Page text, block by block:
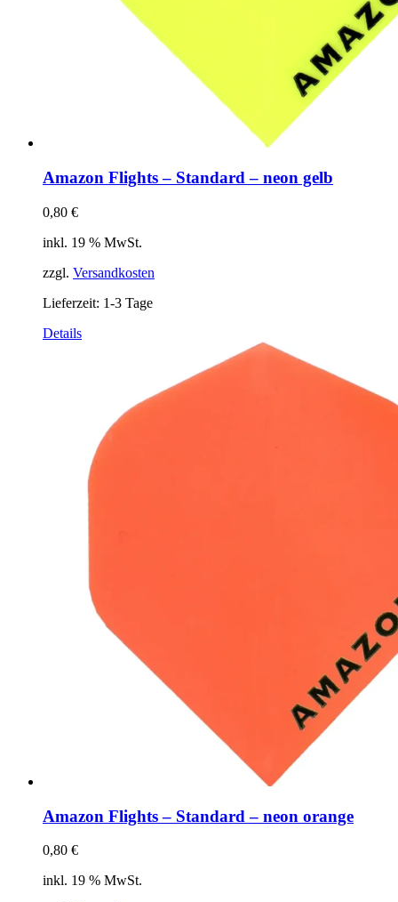
Amazon Flights – Standard – neon gelb
0,80 €
inkl. 19 % MwSt.
zzgl. Versandkosten
Lieferzeit: 1-3 Tage
Details
Amazon Flights – Standard – neon orange
0,80 €
inkl. 19 % MwSt.